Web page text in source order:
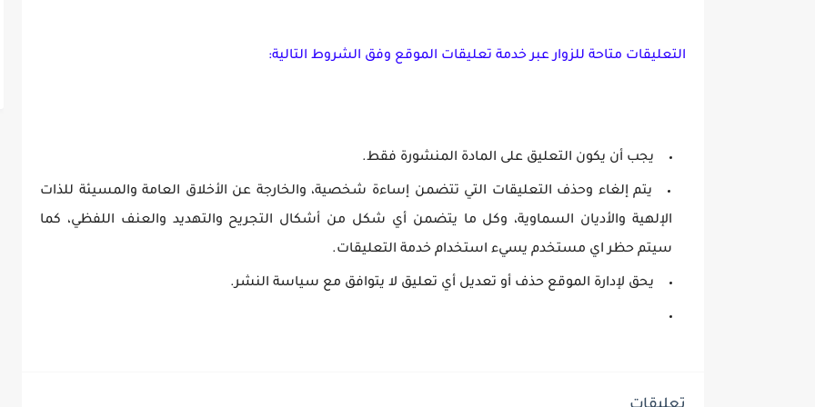
التعليقات متاحة للزوار عبر خدمة تعليقات الموقع وفق الشروط التالية:
يجب أن يكون التعليق على المادة المنشورة فقط.
يتم إلغاء وحذف التعليقات التي تتضمن إساءة شخصية، والخارجة عن الأخلاق العامة والمسيئة للذات
الإلهية والأديان السماوية، وكل ما يتضمن أي شكل من أشكال التجريح والتهديد والعنف اللفظي، كما
سيتم حظر اي مستخدم يسيء استخدام خدمة التعليقات.
يحق لإدارة الموقع حذف أو تعديل أي تعليق لا يتوافق مع سياسة النشر.